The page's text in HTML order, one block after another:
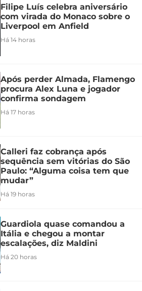
Filipe Luís celebra aniversário
com virada do Monaco sobre o
Liverpool em Anfield
Há 14 horas
Após perder Almada, Flamengo
procura Alex Luna e jogador
confirma sondagem
Há 17 horas
Calleri faz cobrança após
sequência sem vitórias do São
Paulo: “Alguma coisa tem que
mudar”
Há 19 horas
Guardiola quase comandou a
Itália e chegou a montar
escalações, diz Maldini
Há 20 horas